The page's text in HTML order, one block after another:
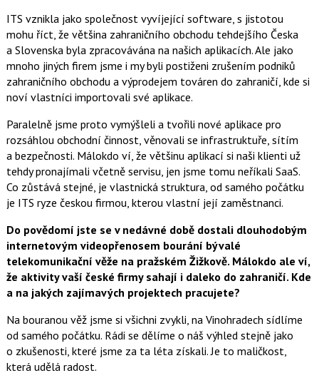
ITS vznikla jako společnost vyvíjející software, s jistotou
mohu říct, že většina zahraničního obchodu tehdejšího Česka
a Slovenska byla zpracovávána na našich aplikacích. Ale jako
mnoho jiných firem jsme i my byli postiženi zrušením podniků
zahraničního obchodu a výprodejem továren do zahraničí, kde si
noví vlastníci importovali své aplikace.
Paralelně jsme proto vymýšleli a tvořili nové aplikace pro
rozsáhlou obchodní činnost, věnovali se infrastruktuře, sítím
a bezpečnosti. Málokdo ví, že většinu aplikací si naši klienti už
tehdy pronajímali včetně servisu, jen jsme tomu neříkali SaaS.
Co zůstává stejné, je vlastnická struktura, od samého počátku
je ITS ryze českou firmou, kterou vlastní její zaměstnanci.
Do povědomí jste se v nedávné době dostali dlouhodobým
internetovým videopřenosem bourání bývalé
telekomunikační věže na pražském Žižkově. Málokdo ale ví,
že aktivity vaší české firmy sahají i daleko do zahraničí. Kde
a na jakých zajímavých projektech pracujete?
Na bouranou věž jsme si všichni zvykli, na Vinohradech sídlíme
od samého počátku. Rádi se dělíme o náš výhled stejně jako
o zkušenosti, které jsme za ta léta získali. Je to maličkost,
která udělá radost.